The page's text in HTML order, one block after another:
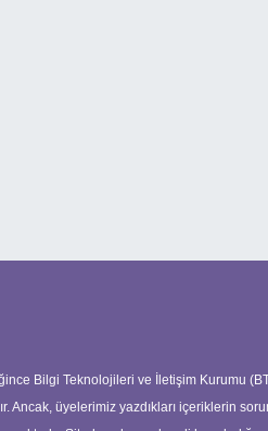
Bilgi Teknolojileri ve İletişim Kurumu
üyelerimiz yazdıkları içeriklerin